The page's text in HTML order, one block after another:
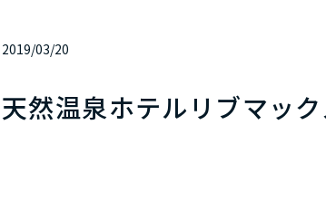
2019/03/20
天然温泉ホテルリブマッ